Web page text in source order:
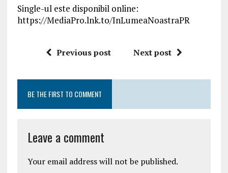
Single-ul este disponibil online:
https://MediaPro.lnk.to/InLumeaNoastraPR
Previous post Next post
BE THE FIRST TO COMMENT
Leave a comment
Your email address will not be published.